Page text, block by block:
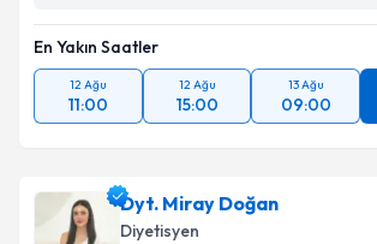
En Yakın Saatler
12 Ağu
11:00
12 Ağu
15:00
13 Ağu
09:00
Dyt. Miray Doğan
Diyetisyen